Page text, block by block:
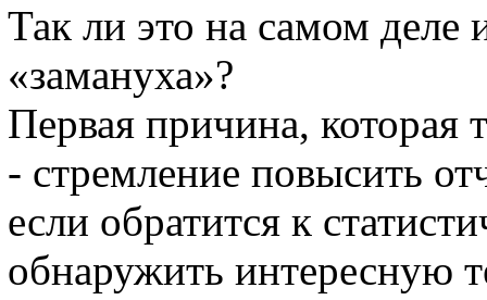
Так ли это на самом деле
«замануха»?
Первая причина, которая
- стремление повысить
если обратится к
обнаружить интересную